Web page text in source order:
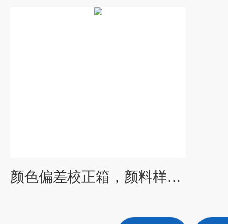
颜色偏差校正箱，颜料样品比对箱，颜色检测台